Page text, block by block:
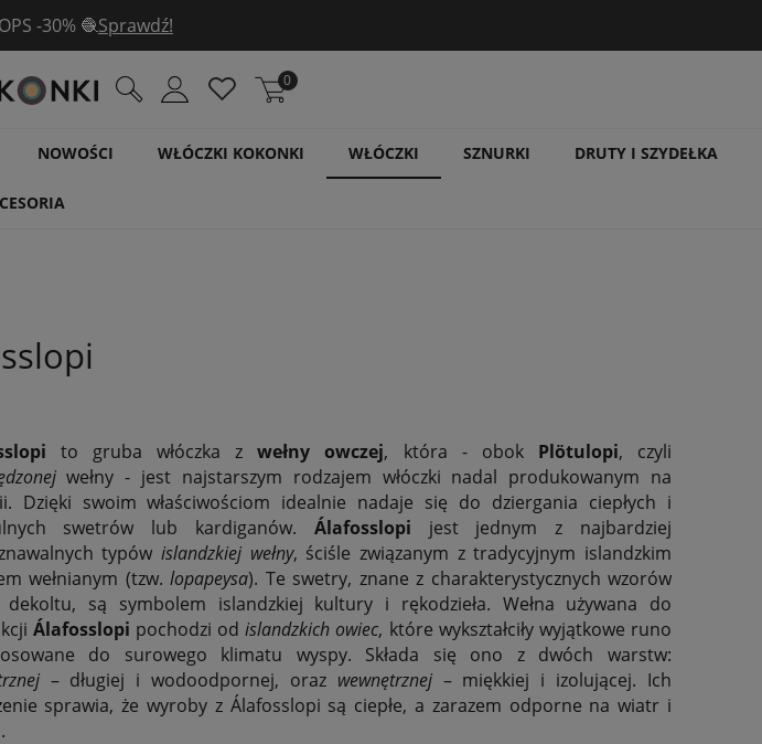
-30% 🧶Sprawdź!
0
NOWOŚCI WŁÓCZKI KOKONKI WŁÓCZKI SZNURKI DRUTY I SZYDEŁKA
to gruba włóczka zwełny owczej, która - obok Plötulopi, czyli
wełny - jest najstarszym rodzajem włóczki nadal produkowanym na
Dzięki swoim właściwościom idealnie nadaje się do dziergania ciepłych i
swetrów lub kardiganów. Álafosslopi jest jednym z najbardziej
typów islandzkiej wełny, ściśle związanym z tradycyjnym islandzkim
wełnianym (tzw.lopapeysa). Te swetry, znane z charakterystycznych wzorów
dekoltu, są symbolem islandzkiej kultury i rękodzieła. Wełna używana do
Álafosslopi pochodzi odislandzkich owiec, które wykształciły wyjątkowe runo
do surowego klimatu wyspy. Składa się ono z dwóch warstw:
– długiej i wodoodpornej, oraz wewnętrznej– miękkiej i izolującej. Ich
sprawia, że wyroby z Álafosslopi są ciepłe, a zarazem odporne na wiatr i